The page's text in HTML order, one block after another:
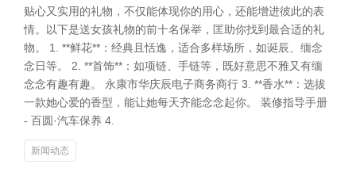
贴心又实用的礼物，不仅能体现你的用心，还能增进彼此的表
情。以下是送女孩礼物的前十名保举，匡助你找到最合适的礼
物。 1. **鲜花**：经典且恬逸，适合多样场所，如诞辰、缅念
念日等。 2. **首饰**：如项链、手链等，既好意思不雅又有缅
念念有趣有趣。 永康市华庆辰电子商务商行 3. **香水**：选拔
一款她心爱的香型，能让她每天齐能念念起你。 装修指导手册
- 百圆·汽车保养 4.
新闻动态